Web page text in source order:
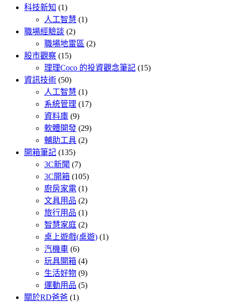
科技新知 (1)
人工智慧 (1)
職場經驗談 (2)
職場地雷區 (2)
股市觀察 (15)
理理Coco 的投資觀念筆記 (15)
資訊技術 (50)
人工智慧 (1)
系統管理 (17)
資料庫 (9)
軟體開發 (29)
輔助工具 (2)
開箱筆記 (135)
3C新聞 (7)
3C開箱 (105)
廚房家電 (1)
文具用品 (2)
旅行用品 (1)
智慧家庭 (2)
桌上遊戲(桌遊) (1)
汽機車 (6)
玩具開箱 (4)
生活好物 (9)
運動用品 (5)
關於RD爸爸 (1)